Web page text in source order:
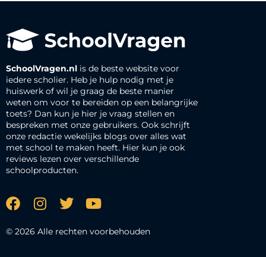
SchoolVragen.nl is de beste website voor
iedere scholier. Heb je hulp nodig met je
huiswerk of wil je graag de beste manier
weten om voor te bereiden op een belangrijke
toets? Dan kun je hier je vraag stellen en
bespreken met onze gebruikers. Ook schrijft
onze redactie wekelijks blogs over alles wat
met school te maken heeft. Hier kun je ook
reviews lezen over verschillende
schoolproducten.
© 2026 Alle rechten voorbehouden